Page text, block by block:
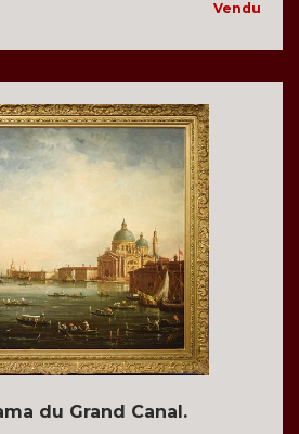
Vendu
du Grand Canal.